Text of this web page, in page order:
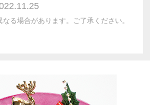
る場合があります。ご了承ください。